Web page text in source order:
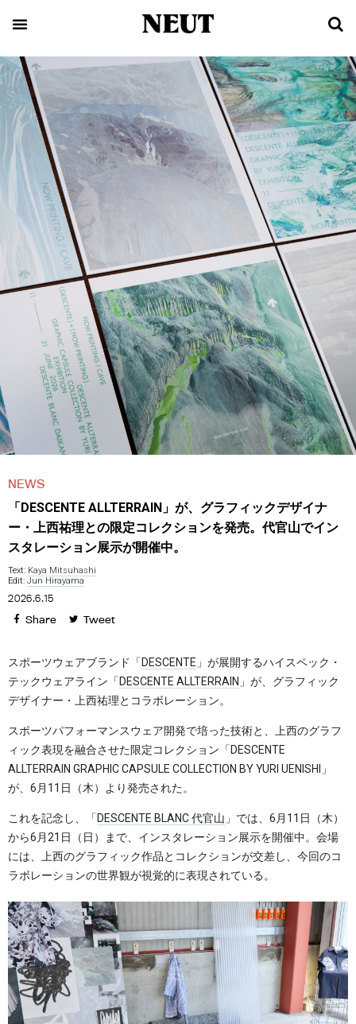
NEWS
「DESCENTE ALLTERRAIN」が、グラフィックデザイナ
ー・上西祐理との限定コレクションを発売。代官山でイン
スタレーション展示が開催中。
Text: Kaya Mitsuhashi
Edit: Jun Hirayama
2026.6.15
Share Tweet
スポーツウェアブランド「DESCENTE 」が展開するハイスペック・
テックウェアライン「DESCENTE ALLTERRAIN 」が、グラフィック
デザイナー・上西祐理とコラボレーション。
スポーツパフォーマンスウェア開発で培った技術と、上西のグラフ
ィック表現を融合させた限定コレクション「DESCENTE
ALLTERRAIN GRAPHIC CAPSULE COLLECTION BY YURI UENISHI」
が、6月11日（木）より発売された。
これを記念し、「DESCENTE BLANC 代官山 」では、6月11日（木）
から6月21日（日）まで、インスタレーション展示を開催中。会場
には、上西のグラフィック作品とコレクションが交差し、今回のコ
ラボレーションの世界観が視覚的に表現されている。